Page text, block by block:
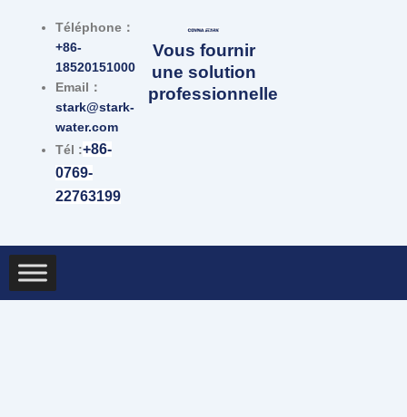
Téléphone：
+86-
18520151000
Email：
stark@stark-
water.com
Tél :+86-
0769-
22763199
Vous fournir
une solution
professionnelle